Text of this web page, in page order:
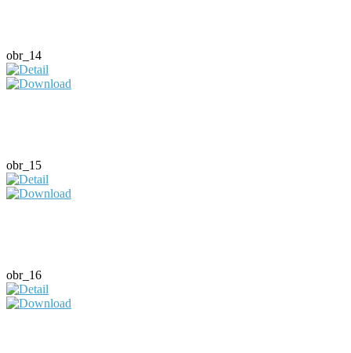
obr_14
obr_15
obr_16